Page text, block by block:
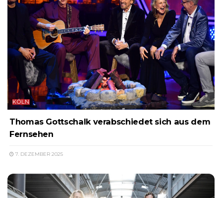
KÖLN
Thomas Gottschalk verabschiedet sich aus dem
Fernsehen
7. DEZEMBER 2025